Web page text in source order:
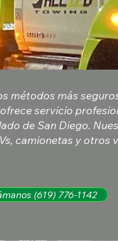
(619) 776-1142
métodos más
servicio
de San Diego.
camionetas y otros